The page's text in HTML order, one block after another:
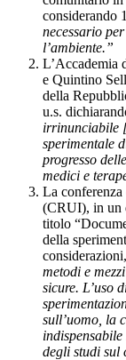
considerando
necessario
l’ambiente.”
L’Accademia
e Quintino
della
u.s.
irrinunciabile
sperimentale
progresso
medici e
La
(CRUI), in un
titolo
della
metodi e
sicure. L’uso
sull’uomo, la
degli studi sul